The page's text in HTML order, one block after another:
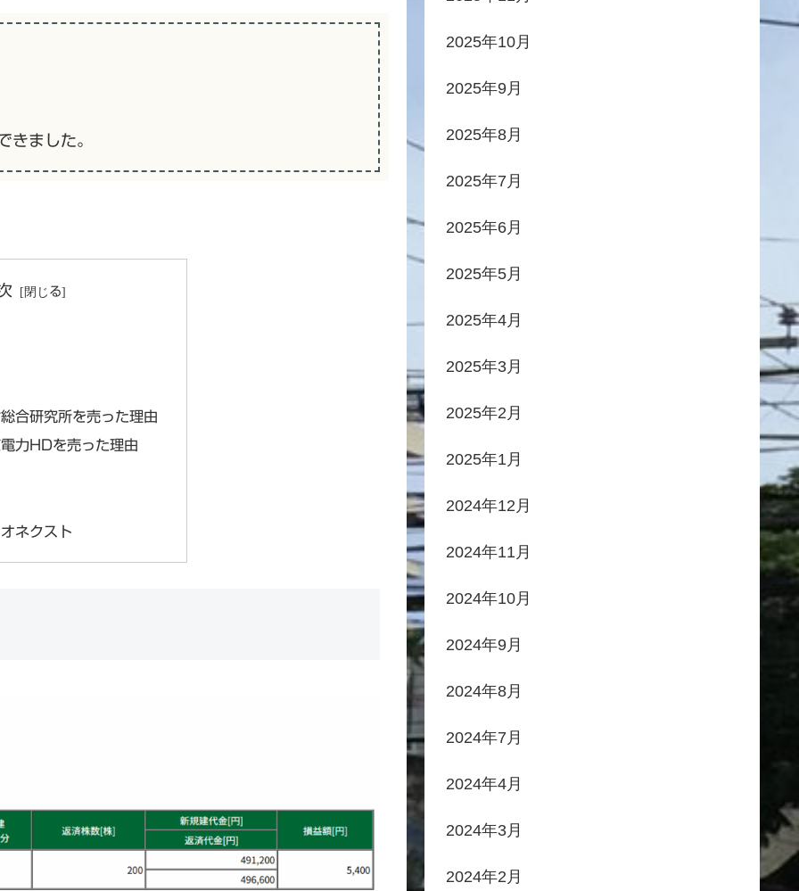
きました。
合研究所を売った理由
力HDを売った理由
ネクスト
2025年10月
2025年9月
2025年8月
2025年7月
2025年6月
2025年5月
2025年4月
2025年3月
2025年2月
2025年1月
2024年12月
2024年11月
2024年10月
2024年9月
2024年8月
2024年7月
2024年4月
2024年3月
2024年2月